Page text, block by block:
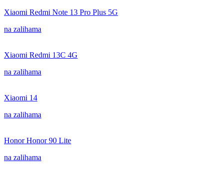
Xiaomi Redmi Note 13 Pro Plus 5G
na zalihama
Xiaomi Redmi 13C 4G
na zalihama
Xiaomi 14
na zalihama
Honor Honor 90 Lite
na zalihama